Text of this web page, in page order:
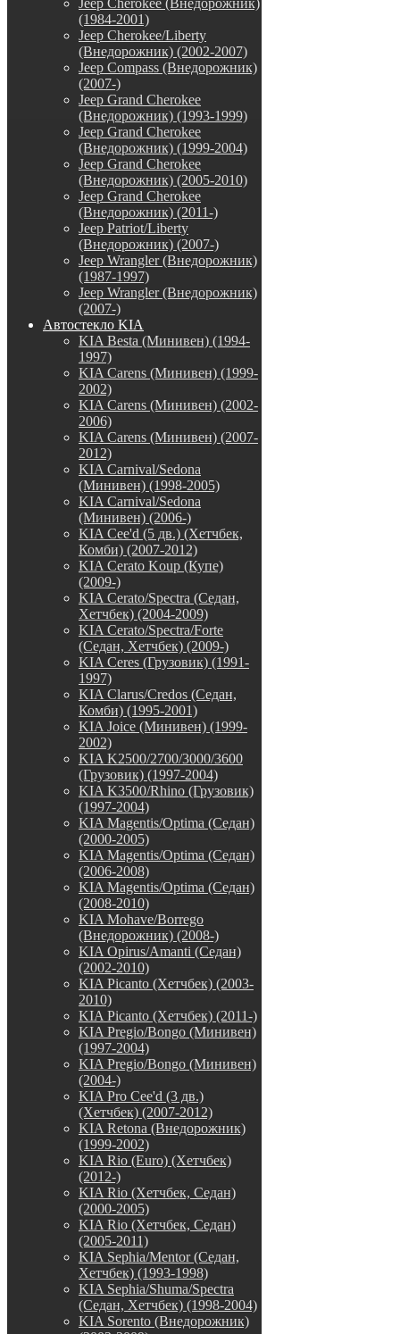
(1984-2001)
Jeep Cherokee/Liberty
(Внедорожник) (2002-2007)
Jeep Compass (Внедорожник)
(2007-)
Jeep Grand Cherokee
(Внедорожник) (1993-1999)
Jeep Grand Cherokee
(Внедорожник) (1999-2004)
Jeep Grand Cherokee
(Внедорожник) (2005-2010)
Jeep Grand Cherokee
(Внедорожник) (2011-)
Jeep Patriot/Liberty
(Внедорожник) (2007-)
Jeep Wrangler (Внедорожник)
(1987-1997)
Jeep Wrangler (Внедорожник)
(2007-)
Автостекло KIA
KIA Besta (Минивен) (1994-
1997)
KIA Carens (Минивен) (1999-
2002)
KIA Carens (Минивен) (2002-
2006)
KIA Carens (Минивен) (2007-
2012)
KIA Carnival/Sedona
(Минивен) (1998-2005)
KIA Carnival/Sedona
(Минивен) (2006-)
KIA Cee'd (5 дв.) (Хетчбек,
Комби) (2007-2012)
KIA Cerato Koup (Купе)
(2009-)
KIA Cerato/Spectra (Седан,
Хетчбек) (2004-2009)
KIA Cerato/Spectra/Forte
(Седан, Хетчбек) (2009-)
KIA Ceres (Грузовик) (1991-
1997)
KIA Clarus/Credos (Седан,
Комби) (1995-2001)
KIA Joice (Минивен) (1999-
2002)
KIA K2500/2700/3000/3600
(Грузовик) (1997-2004)
KIA K3500/Rhino (Грузовик)
(1997-2004)
KIA Magentis/Optima (Седан)
(2000-2005)
KIA Magentis/Optima (Седан)
(2006-2008)
KIA Magentis/Optima (Седан)
(2008-2010)
KIA Mohave/Borrego
(Внедорожник) (2008-)
KIA Opirus/Amanti (Седан)
(2002-2010)
KIA Picanto (Хетчбек) (2003-
2010)
KIA Picanto (Хетчбек) (2011-)
KIA Pregio/Bongo (Минивен)
(1997-2004)
KIA Pregio/Bongo (Минивен)
(2004-)
KIA Pro Cee'd (3 дв.)
(Хетчбек) (2007-2012)
KIA Retona (Внедорожник)
(1999-2002)
KIA Rio (Euro) (Хетчбек)
(2012-)
KIA Rio (Хетчбек, Седан)
(2000-2005)
KIA Rio (Хетчбек, Седан)
(2005-2011)
KIA Sephia/Mentor (Седан,
Хетчбек) (1993-1998)
KIA Sephia/Shuma/Spectra
(Седан, Хетчбек) (1998-2004)
KIA Sorento (Внедорожник)